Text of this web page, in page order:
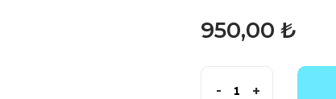
950,00 ₺
- +